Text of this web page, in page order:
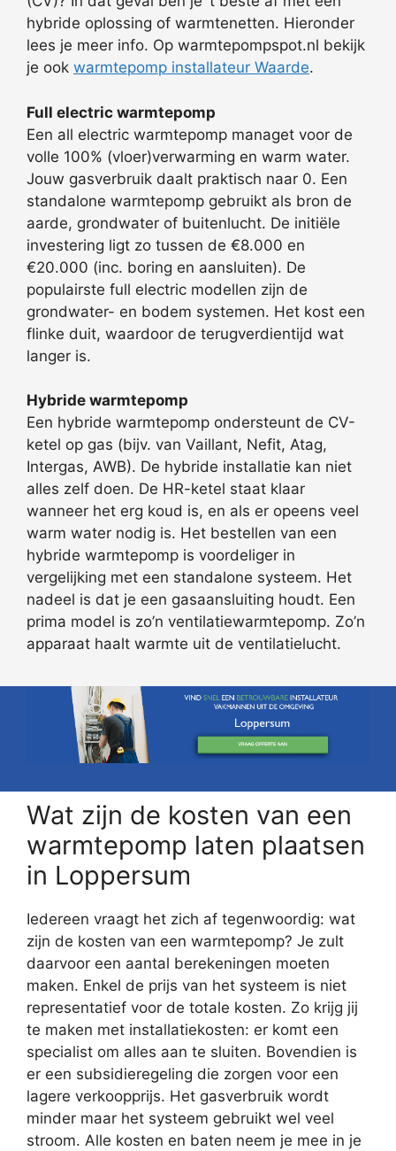
hybride oplossing of warmtenetten. Hieronder
lees je meer info. Op warmtepompspot.nl bekijk
je ook warmtepomp installateur Waarde.
Full electric warmtepomp
Een all electric warmtepomp managet voor de
volle 100% (vloer)verwarming en warm water.
Jouw gasverbruik daalt praktisch naar 0. Een
standalone warmtepomp gebruikt als bron de
aarde, grondwater of buitenlucht. De initiële
investering ligt zo tussen de €8.000 en
€20.000 (inc. boring en aansluiten). De
populairste full electric modellen zijn de
grondwater- en bodem systemen. Het kost een
flinke duit, waardoor de terugverdientijd wat
langer is.
Hybride warmtepomp
Een hybride warmtepomp ondersteunt de CV-
ketel op gas (bijv. van Vaillant, Nefit, Atag,
Intergas, AWB). De hybride installatie kan niet
alles zelf doen. De HR-ketel staat klaar
wanneer het erg koud is, en als er opeens veel
warm water nodig is. Het bestellen van een
hybride warmtepomp is voordeliger in
vergelijking met een standalone systeem. Het
nadeel is dat je een gasaansluiting houdt. Een
prima model is zo’n ventilatiewarmtepomp. Zo’n
apparaat haalt warmte uit de ventilatielucht.
Wat zijn de kosten van een
warmtepomp laten plaatsen
in Loppersum
Iedereen vraagt het zich af tegenwoordig: wat
zijn de kosten van een warmtepomp? Je zult
daarvoor een aantal berekeningen moeten
maken. Enkel de prijs van het systeem is niet
representatief voor de totale kosten. Zo krijg jij
te maken met installatiekosten: er komt een
specialist om alles aan te sluiten. Bovendien is
er een subsidieregeling die zorgen voor een
lagere verkoopprijs. Het gasverbruik wordt
minder maar het systeem gebruikt wel veel
stroom. Alle kosten en baten neem je mee in je